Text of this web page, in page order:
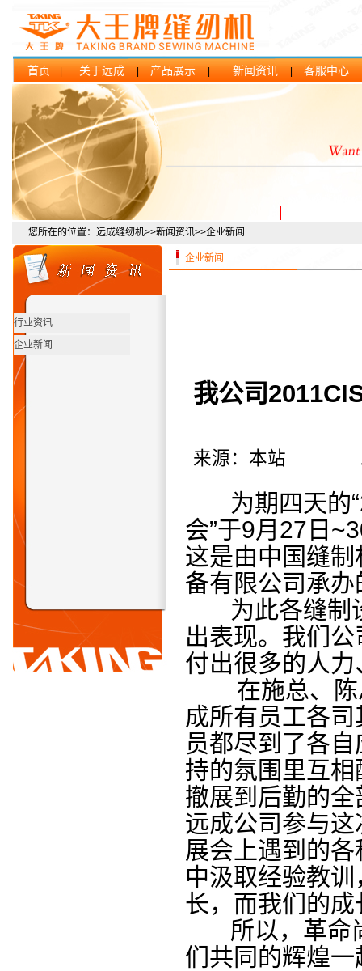
首页 关于远成 产品展示| 新闻资讯 客服中心
您所在的位置：远成缝纫机>>新闻资讯>>企业新闻
行业资讯
企业新闻
企业新闻
我公司
来源：本站 发
为期四天的
会”于9月27日
这是由中国缝
备有限公司承
为此各缝制设
出表现。我们
付出很多的人
在施总、陈
成所有员工各
员都尽到了各
持的氛围里互
撤展到后勤的
远成公司参与
展会上遇到的
中汲取经验教
长，而我们的
所以，革命尚
们共同的辉煌